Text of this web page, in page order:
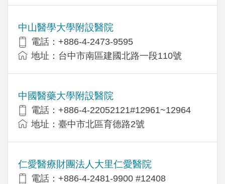
中山醫學大學附設醫院
電話：+886-4-2473-9595
地址：台中市南區建國北路一段110號
中國醫藥大學附設醫院
電話：+886-4-22052121#12961~12964
地址：臺中市北區育德路2號
仁愛醫療財團法人大里仁愛醫院
電話：+886-4-2481-9900 #12408